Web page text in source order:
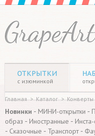
ОТКРЫТКИ
с изюминкой
Главная > Каталог > Конверты
Новинки - МИНИ-открытки -
образ - Иностранные -
- Сказочные - Транспорт-